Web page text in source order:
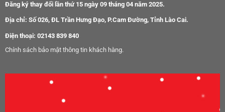
Đăng ký thay đổi lần thứ 15 ngày 09 tháng 04 năm 2025.
Địa chỉ: Số 026, ĐL Trần Hưng Đạo, P.Cam Đường, Tỉnh Lào Cai.
Điện thoại: 02143 839 840
Chính sách bảo mật thông tin khách hàng.